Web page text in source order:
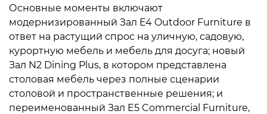
Основные моменты включают
модернизированный Зал E4 Outdoor Furniture в
ответ на растущий спрос на уличную, садовую,
курортную мебель и мебель для досуга; новый
Зал N2 Dining Plus, в котором представлена
столовая мебель через полные сценарии
столовой и пространственные решения; и
переименованный Зал E5 Commercial Furniture,